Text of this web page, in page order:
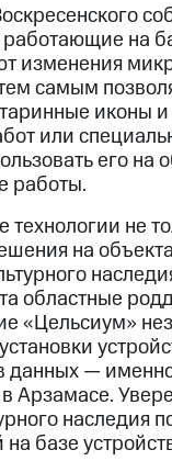
на
изменения
самым
иконы
или
его на
работы.
не
на
областные
данных —
Арзамасе.
наследия
базе